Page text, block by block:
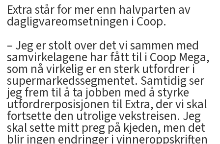
Extra står for mer enn halvparten av
dagligvareomsetningen i Coop.
– Jeg er stolt over det vi sammen med
samvirkelagene har fått til i Coop Mega,
som nå virkelig er en sterk utfordrer i
supermarkedssegmentet. Samtidig ser
jeg frem til å ta jobben med å styrke
utfordrerposisjonen til Extra, der vi skal
fortsette den utrolige vekstreisen. Jeg
skal sette mitt preg på kjeden, men det
blir ingen endringer i vinneroppskriften